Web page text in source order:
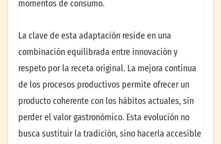
momentos de consumo.
La clave de esta adaptación reside en una
combinación equilibrada entre innovación y
respeto por la receta original. La mejora continua
de los procesos productivos permite ofrecer un
producto coherente con los hábitos actuales, sin
perder el valor gastronómico. Esta evolución no
busca sustituir la tradición, sino hacerla accesible